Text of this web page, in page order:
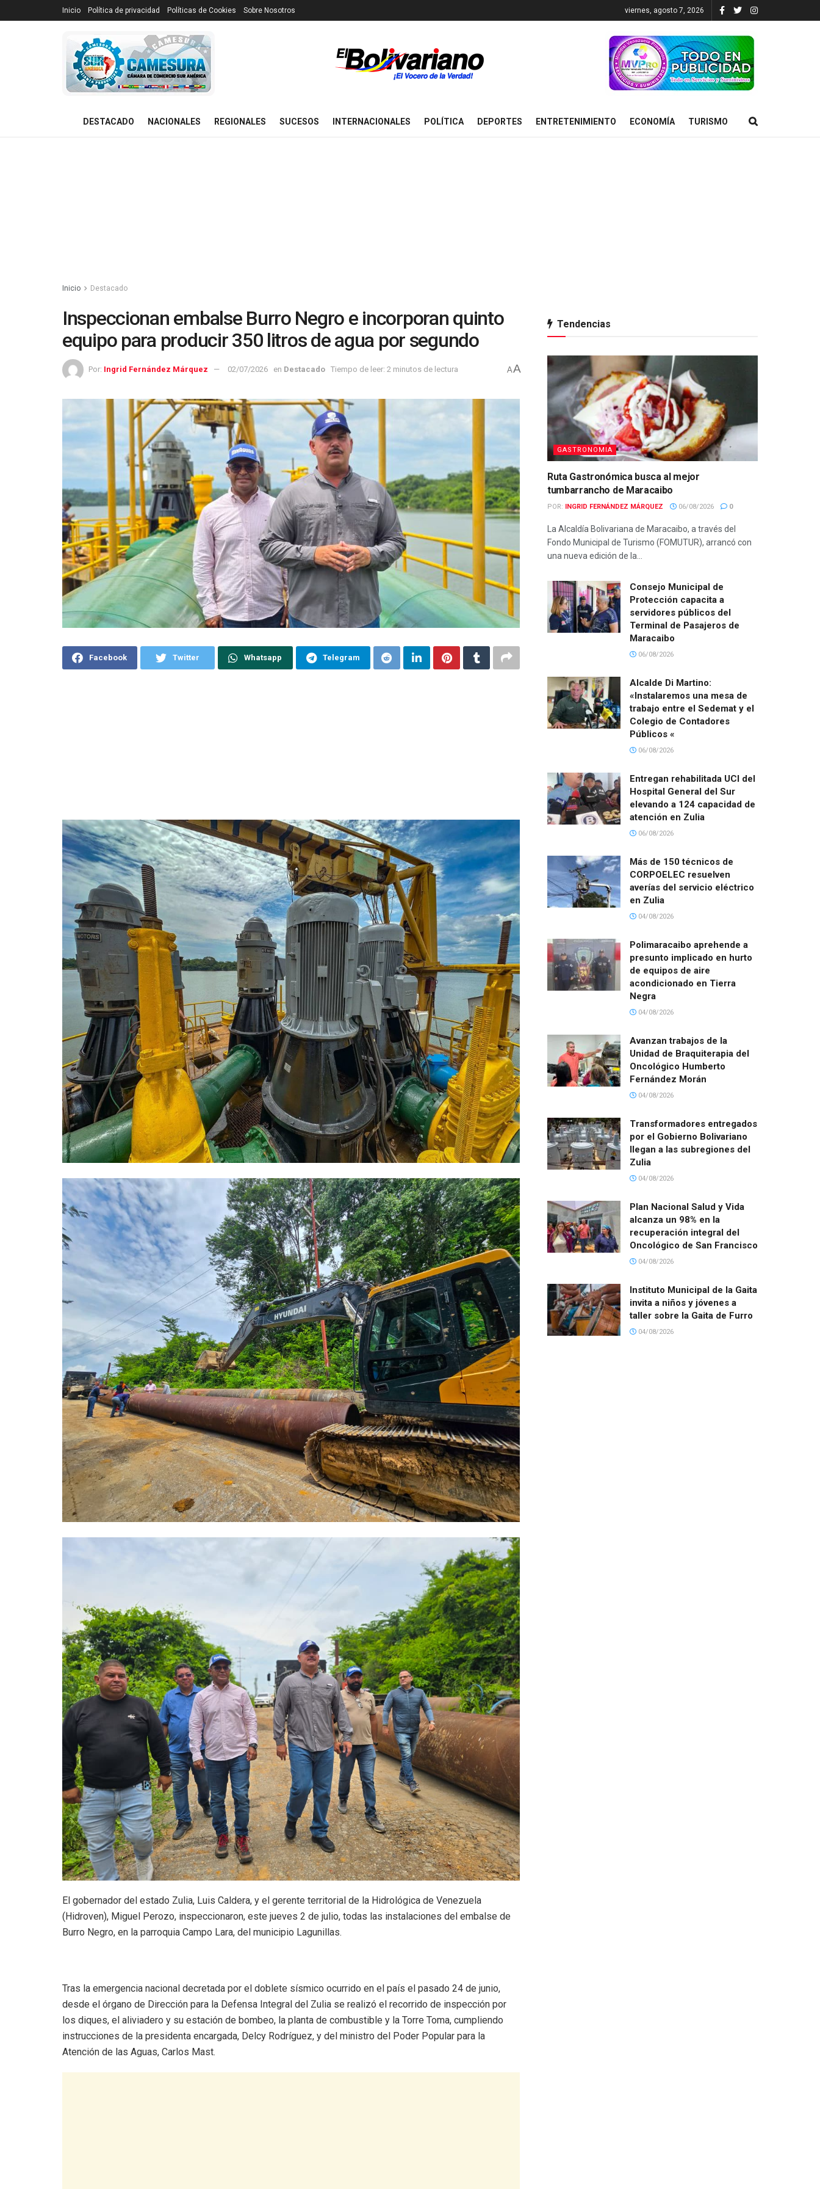
Inicio Política de privacidad Políticas de Cookies Sobre Nosotros viernes, agosto 7, 2026
DESTACADO NACIONALES REGIONALES SUCESOS INTERNACIONALES POLÍTICA DEPORTES ENTRETENIMIENTO ECONOMÍA TURISMO
Inicio Destacado
Inspeccionan embalse Burro Negro e incorporan quinto
equipo para producir 350 litros de agua por segundo
Por: Ingrid Fernández Márquez 02/07/2026 en Destacado Tiempo de leer: 2 minutos de lectura AA
Facebook Twitter Whatsapp Telegram
El gobernador del estado Zulia, Luis Caldera, y el gerente territorial de la Hidrológica de Venezuela
(Hidroven), Miguel Perozo, inspeccionaron, este jueves 2 de julio, todas las instalaciones del embalse de
Burro Negro, en la parroquia Campo Lara, del municipio Lagunillas.
Tras la emergencia nacional decretada por el doblete sísmico ocurrido en el país el pasado 24 de junio,
desde el órgano de Dirección para la Defensa Integral del Zulia se realizó el recorrido de inspección por
los diques, el aliviadero y su estación de bombeo, la planta de combustible y la Torre Toma, cumpliendo
instrucciones de la presidenta encargada, Delcy Rodríguez, y del ministro del Poder Popular para la
Atención de las Aguas, Carlos Mast.
Tendencias
GASTRONOMIA
Ruta Gastronómica busca al mejor
tumbarrancho de Maracaibo
POR: INGRID FERNÁNDEZ MÁRQUEZ 06/08/2026 0
La Alcaldía Bolivariana de Maracaibo, a través del
Fondo Municipal de Turismo (FOMUTUR), arrancó con
una nueva edición de la...
Consejo Municipal de
Protección capacita a
servidores públicos del
Terminal de Pasajeros de
Maracaibo
06/08/2026
Alcalde Di Martino:
«Instalaremos una mesa de
trabajo entre el Sedemat y el
Colegio de Contadores
Públicos «
06/08/2026
Entregan rehabilitada UCI del
Hospital General del Sur
elevando a 124 capacidad de
atención en Zulia
06/08/2026
Más de 150 técnicos de
CORPOELEC resuelven
averías del servicio eléctrico
en Zulia
04/08/2026
Polimaracaibo aprehende a
presunto implicado en hurto
de equipos de aire
acondicionado en Tierra
Negra
04/08/2026
Avanzan trabajos de la
Unidad de Braquiterapia del
Oncológico Humberto
Fernández Morán
04/08/2026
Transformadores entregados
por el Gobierno Bolivariano
llegan a las subregiones del
Zulia
04/08/2026
Plan Nacional Salud y Vida
alcanza un 98% en la
recuperación integral del
Oncológico de San Francisco
04/08/2026
Instituto Municipal de la Gaita
invita a niños y jóvenes a
taller sobre la Gaita de Furro
04/08/2026